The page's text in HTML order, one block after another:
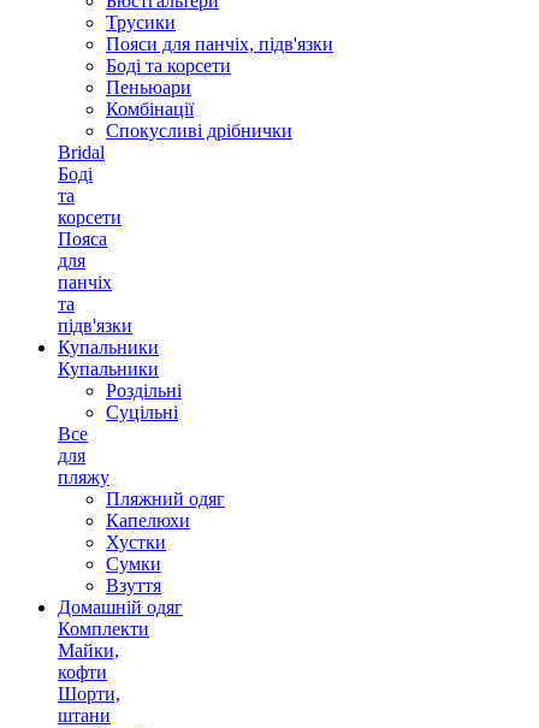
Трусики
Пояси для панчіх, підв'язки
Боді та корсети
Пеньюари
Комбінації
Спокусливі дрібнички
Bridal
Боді
та
корсети
Пояса
для
панчіх
та
підв'язки
Купальники
Купальники
Роздільні
Суцільні
Все
для
пляжу
Пляжний одяг
Капелюхи
Хустки
Сумки
Взуття
Домашній одяг
Комплекти
Майки,
кофти
Шорти,
штани